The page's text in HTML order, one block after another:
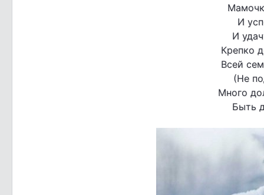
И
И
Крепко
Всей
(Не
Много
Быть